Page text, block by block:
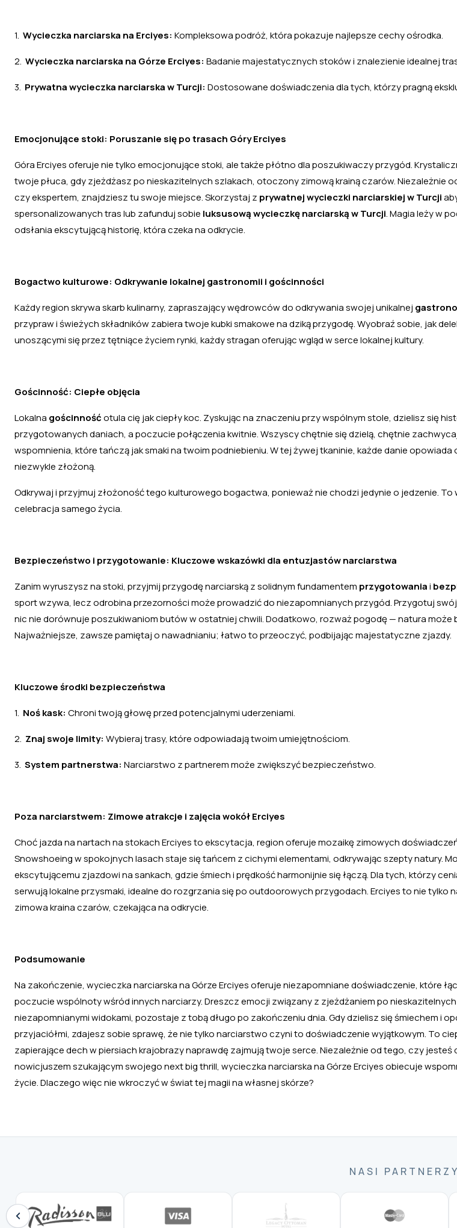
1. Wycieczka narciarska na Erciyes: Kompleksowa podróż, która pokazuje najlepsze cechy ośrodka.
2. Wycieczka narciarska na Górze Erciyes: Badanie majestatycznych stoków i znalezienie idealnej
3. Prywatna wycieczka narciarska w Turcji: Dostosowane doświadczenia dla tych, którzy pragną
Emocjonujące stoki: Poruszanie się po trasach Góry Erciyes
Góra Erciyes oferuje nie tylko emocjonujące stoki, ale także płótno dla poszukiwaczy przygód.
twoje płuca, gdy zjeżdżasz po nieskazitelnych szlakach, otoczony zimową krainą czarów. Niezależnie
czy ekspertem, znajdziesz tu swoje miejsce. Skorzystaj z prywatnej wycieczki narciarskiej w Turcji
spersonalizowanych tras lub zafunduj sobie luksusową wycieczkę narciarską w Turcji. Magia leży w
odsłania ekscytującą historię, która czeka na odkrycie.
Bogactwo kulturowe: Odkrywanie lokalnej gastronomii i gościnności
Każdy region skrywa skarb kulinarny, zapraszający wędrowców do odkrywania swojej unikalnej
przypraw i świeżych składników zabiera twoje kubki smakowe na dziką przygodę. Wyobraź sobie, jak
unoszącymi się przez tętniące życiem rynki, każdy stragan oferując wgląd w serce lokalnej kultury.
Gościnność: Ciepłe objęcia
Lokalna gościnnośćotula cię jak ciepły koc. Zyskując na znaczeniu przy wspólnym stole, dzielisz się
przygotowanych daniach, a poczucie połączenia kwitnie. Wszyscy chętnie się dzielą, chętnie
wspomnienia, które tańczą jak smaki na twoim podniebieniu. W tej żywej tkaninie, każde danie opowiada
niezwykle złożoną.
Odkrywaj i przyjmuj złożoność tego kulturowego bogactwa, ponieważ nie chodzi jedynie o jedzenie. To
celebracja samego życia.
Bezpieczeństwo i przygotowanie: Kluczowe wskazówki dla entuzjastów narciarstwa
Zanim wyruszysz na stoki, przyjmij przygodę narciarską z solidnym fundamentem przygotowaniai
sport wzywa, lecz odrobina przezorności może prowadzić do niezapomnianych przygód. Przygotuj
nic nie dorównuje poszukiwaniom butów w ostatniej chwili. Dodatkowo, rozważ pogodę — natura może
Najważniejsze, zawsze pamiętaj o nawadnianiu; łatwo to przeoczyć, podbijając majestatyczne zjazdy.
Kluczowe środki bezpieczeństwa
1. Noś kask: Chroni twoją głowę przed potencjalnymi uderzeniami.
2. Znaj swoje limity: Wybieraj trasy, które odpowiadają twoim umiejętnościom.
3. System partnerstwa: Narciarstwo z partnerem może zwiększyć bezpieczeństwo.
Poza narciarstwem: Zimowe atrakcje i zajęcia wokół Erciyes
Choć jazda na nartach na stokach Erciyes to ekscytacja, region oferuje mozaikę zimowych
Snowshoeing w spokojnych lasach staje się tańcem z cichymi elementami, odkrywając szepty natury.
ekscytującemu zjazdowi na sankach, gdzie śmiech i prędkość harmonijnie się łączą. Dla tych, którzy
serwują lokalne przysmaki, idealne do rozgrzania się po outdoorowych przygodach. Erciyes to nie tylko
zimowa kraina czarów, czekająca na odkrycie.
Podsumowanie
Na zakończenie, wycieczka narciarska na Górze Erciyes oferuje niezapomniane doświadczenie, które
poczucie wspólnoty wśród innych narciarzy. Dreszcz emocji związany z zjeżdżaniem po
niezapomnianymi widokami, pozostaje z tobą długo po zakończeniu dnia. Gdy dzielisz się śmiechem i
przyjaciółmi, zdajesz sobie sprawę, że nie tylko narciarstwo czyni to doświadczenie wyjątkowym. To
zapierające dech w piersiach krajobrazy naprawdę zajmują twoje serce. Niezależnie od tego, czy
nowicjuszem szukającym swojego next big thrill, wycieczka narciarska na Górze Erciyes obiecuje
życie. Dlaczego więc nie wkroczyć w świat tej magii na własnej skórze?
NASI PARTNERZY